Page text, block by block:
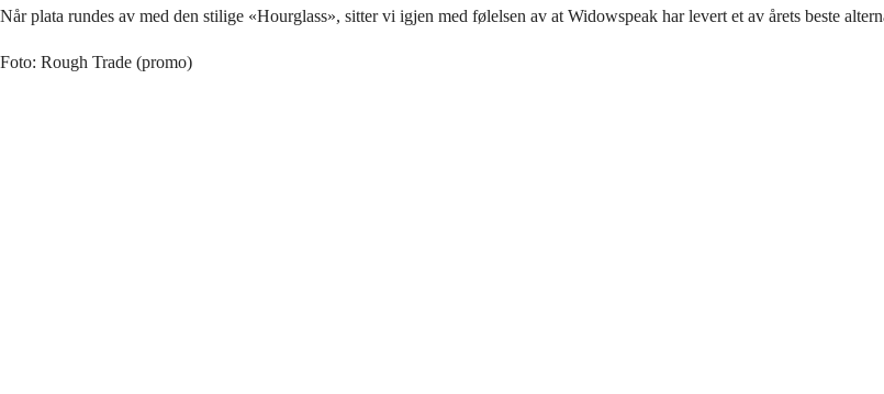
Når plata rundes av med den stilige «Hourglass», sitter vi igjen med følelsen av at Widowspeak har levert et av årets beste
Foto: Rough Trade (promo)